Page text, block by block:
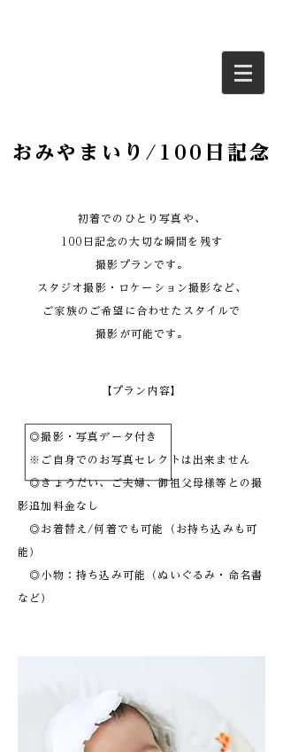
おみやまいり/100日記念
初着でのひとり写真や、
100日記念の大切な瞬間を残す
撮影プランです。
スタジオ撮影・ロケーション撮影など、
ご家族のご希望に合わせたスタイルで
撮影が可能です。
​【プラン内容】
◎撮影・写真データ付き
※ご自身でのお写真セレクトは出来ません
◎きょうだい、ご夫婦、御祖父母様等との撮
影追加料金なし
◎お着替え/何着でも可能（お持ち込みも可
能）
◎小物：持ち込み可能（ぬいぐるみ・命名書
など）